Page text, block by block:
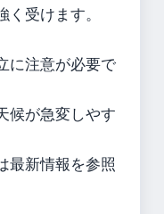
受けます。
に注意が必要で
候が急変しやす
最新情報を参照